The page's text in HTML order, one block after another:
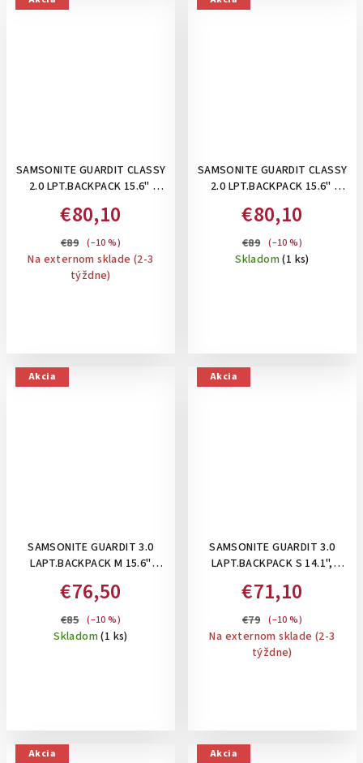
SAMSONITE GUARDIT CLASSY
2.0 LPT.BACKPACK 15.6"
BATOH NA NOTEBOOK 15,6 ",
22,5 L, SIVO RUŽOVÁ
€80,10
€89 (–10 %)
Na externom sklade (2-3
týždne)
SAMSONITE GUARDIT CLASSY
2.0 LPT.BACKPACK 15.6"
NOTEBOOK 15,6 ", 22,5 L ,
ČIERNY
€80,10
€89 (–10 %)
Skladom(1 ks)
Akcia
SAMSONITE GUARDIT 3.0
LAPT.BACKPACK M 15.6"
NOTEBOOK 15,6 ", 22,5 L
€76,50
€85 (–10 %)
Skladom(1 ks)
Akcia
SAMSONITE GUARDIT 3.0
LAPT.BACKPACK S 14.1",
NOTEBOOK 14,1", 17,5 L
€71,10
€79 (–10 %)
Na externom sklade (2-3
týždne)
Akcia Akcia